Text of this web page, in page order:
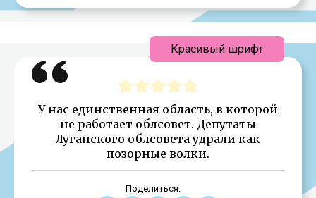
У нас единственная область, в которой
не работает облсовет. Депутаты
Луганского облсовета удрали как
позорные волки.
Поделиться:
Красивый шрифт